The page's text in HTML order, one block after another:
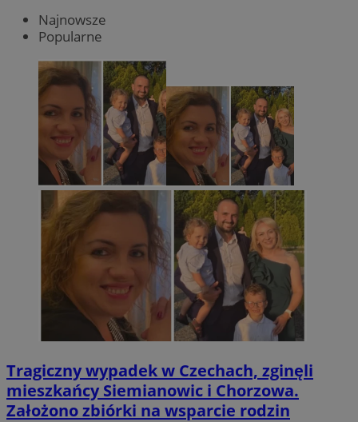
Najnowsze
Popularne
Tragiczny wypadek w Czechach, zginęli
mieszkańcy Siemianowic i Chorzowa.
Założono zbiórki na wsparcie rodzin